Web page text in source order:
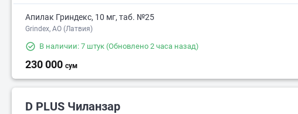
Апилак Гриндекс, 10 мг, таб. №25
Grindex, АО (Латвия)
В наличии: 7 штук (Обновлено 2 часа назад)
230 000 сум
D PLUS Чиланзар